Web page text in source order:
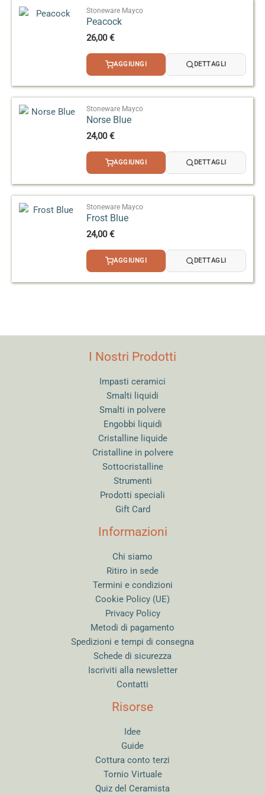
Stoneware Mayco
Peacock
26,00€
AGGIUNGI DETTAGLI
Stoneware Mayco
Norse Blue
24,00€
AGGIUNGI DETTAGLI
Stoneware Mayco
Frost Blue
24,00€
AGGIUNGI DETTAGLI
I Nostri Prodotti
Impasti ceramici
Smalti liquidi
Smalti in polvere
Engobbi liquidi
Cristalline liquide
Cristalline in polvere
Sottocristalline
Strumenti
Prodotti speciali
Gift Card
Informazioni
Chi siamo
Ritiro in sede
Termini e condizioni
Cookie Policy (UE)
Privacy Policy
Metodi di pagamento
Spedizioni e tempi di consegna
Schede di sicurezza
Iscriviti alla newsletter
Contatti
Risorse
Idee
Guide
Cottura conto terzi
Tornio Virtuale
Quiz del Ceramista